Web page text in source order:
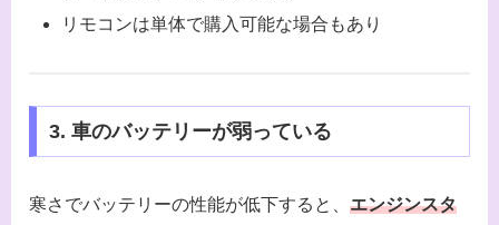
リモコンは単体で購入可能な場合もあり
3. 車のバッテリーが弱っている
寒さでバッテリーの性能が低下すると、 エンジンスタ